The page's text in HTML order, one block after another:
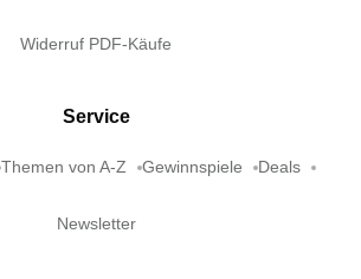
Widerruf PDF-Käufe
Service
Themen von A-Z Gewinnspiele Deals
Newsletter